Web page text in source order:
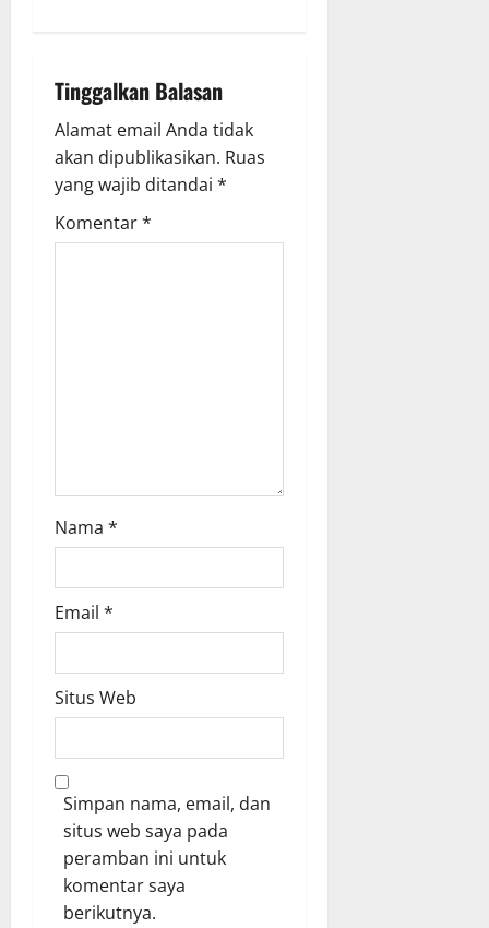
v
i
g
a
Tinggalkan Balasan
Alamat email Anda tidak
akan dipublikasikan. Ruas
yang wajib ditandai *
Komentar*
Nama *
Email *
Situs Web
Simpan nama, email, dan
situs web saya pada
peramban ini untuk
komentar saya
berikutnya.